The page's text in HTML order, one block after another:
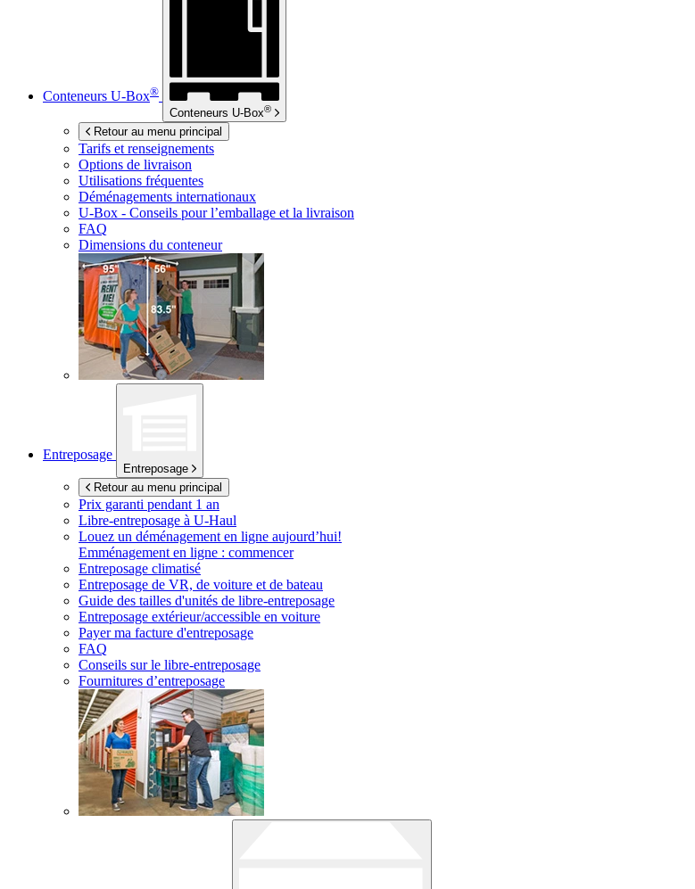
Conteneurs U-Box®
Conteneurs U-Box®
Retour au menu principal
Tarifs et renseignements
Options de livraison
Utilisations fréquentes
Déménagements internationaux
U-Box - Conseils pour l’emballage et la livraison
FAQ
Dimensions du conteneur
Entreposage
Entreposage
Retour au menu principal
Prix garanti pendant 1 an
Libre-entreposage à U-Haul
Louez un déménagement en ligne aujourd’hui!
Emménagement en ligne : commencer
Entreposage climatisé
Entreposage de VR, de voiture et de bateau
Guide des tailles d'unités de libre-entreposage
Entreposage extérieur/accessible en voiture
Payer ma facture d'entreposage
FAQ
Conseils sur le libre-entreposage
Fournitures d’entreposage